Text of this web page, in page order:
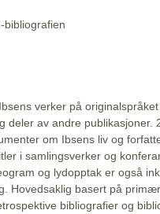
bibliografien
verker på
deler av andre publikasjoner.
om Ibsens liv og
i samlingsverker og
og lydopptak er også
Hovedsaklig basert på
bibliografier og